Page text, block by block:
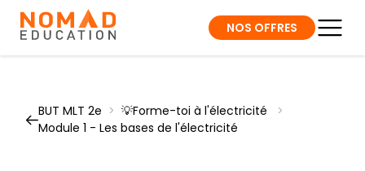
NOS OFFRES
BUT MLT 2e > 💡Forme-toi à l'électricité
>
Module 1 - Les bases de l'électricité